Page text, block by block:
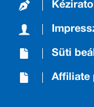
Süti
Affiliate